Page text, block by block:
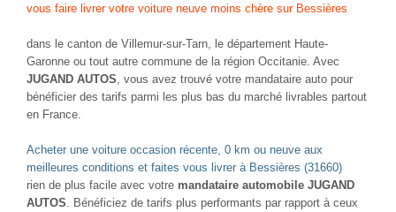
vous faire livrer votre voiture neuve moins chère sur Bessières
dans le canton de Villemur-sur-Tarn, le département Haute-
Garonne ou tout autre commune de la région Occitanie. Avec
JUGAND AUTOS , vous avez trouvé votre mandataire auto pour
bénéficier des tarifs parmi les plus bas du marché livrables partout
en France.
Acheter une voiture occasion récente, 0 km ou neuve aux
meilleures conditions et faites vous livrer à Bessières (31660)
rien de plus facile avec votre mandataire automobile JUGAND
AUTOS . Bénéficiez de tarifs plus performants par rapport à ceux